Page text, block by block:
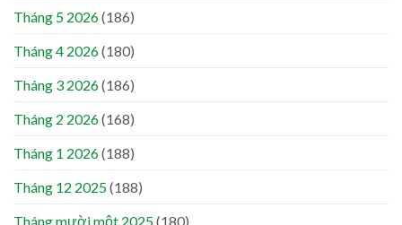
Tháng 5 2026(186)
Tháng 4 2026(180)
Tháng 3 2026(186)
Tháng 2 2026(168)
Tháng 1 2026(188)
Tháng 12 2025(188)
Tháng mười một 2025(180)